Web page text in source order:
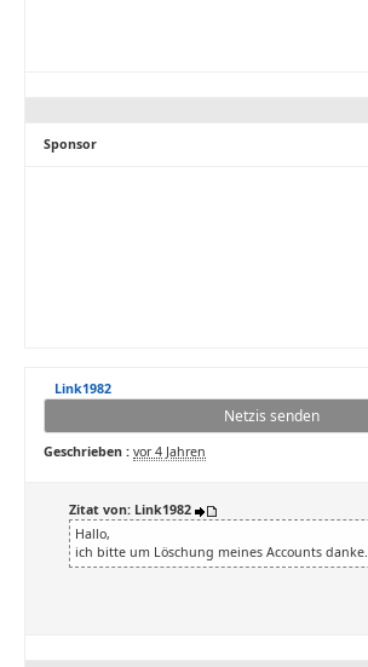
Sponsor
Link1982
Netzis senden
Geschrieben : vor 4 Jahren
Zitat von: Link1982
Hallo,
ich bitte um Löschung meines Accounts danke.